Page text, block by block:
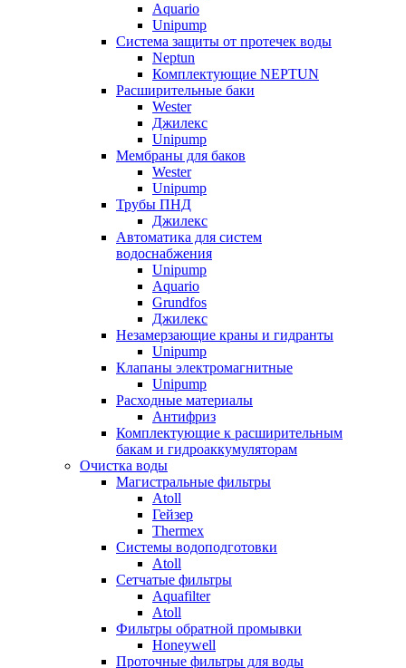
Aquario
Unipump
Система защиты от протечек воды
Neptun
Комплектующие NEPTUN
Расширительные баки
Wester
Джилекс
Unipump
Мембраны для баков
Wester
Unipump
Трубы ПНД
Джилекс
Автоматика для систем
водоснабжения
Unipump
Aquario
Grundfos
Джилекс
Незамерзающие краны и гидранты
Unipump
Клапаны электромагнитные
Unipump
Расходные материалы
Антифриз
Комплектующие к расширительным
бакам и гидроаккумуляторам
Очистка воды
Магистральные фильтры
Atoll
Гейзер
Thermex
Системы водоподготовки
Atoll
Сетчатые фильтры
Aquafilter
Atoll
Фильтры обратной промывки
Honeywell
Проточные фильтры для воды